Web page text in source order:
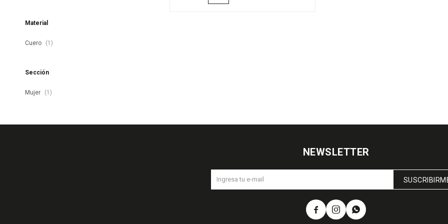
Material
Cuero (1)
Sección
Mujer (1)
NEWSLETTER
  